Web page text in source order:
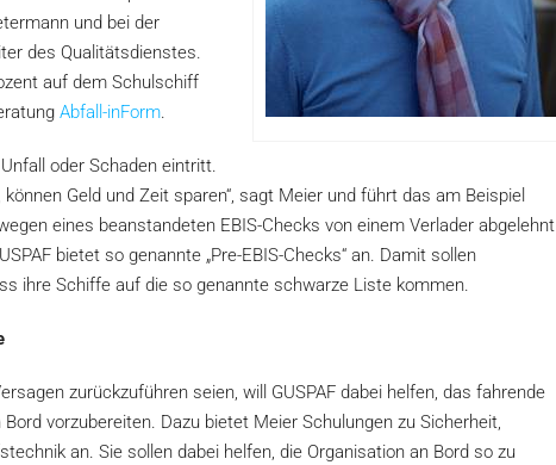
und bei der
des Qualitätsdienstes.
auf dem Schulschiff
Abfall-inForm.
oder Schaden eintritt.
Geld und Zeit sparen“, sagt Meier und führt das am Beispiel
eines beanstandeten EBIS-Checks von einem Verlader abgelehnt
bietet so genannte „Pre-EBIS-Checks“ an. Damit sollen
ihre Schiffe auf die so genannte schwarze Liste kommen.
zurückzuführen seien, will GUSPAF dabei helfen, das fahrende
vorzubereiten. Dazu bietet Meier Schulungen zu Sicherheit,
an. Sie sollen dabei helfen, die Organisation an Bord so zu